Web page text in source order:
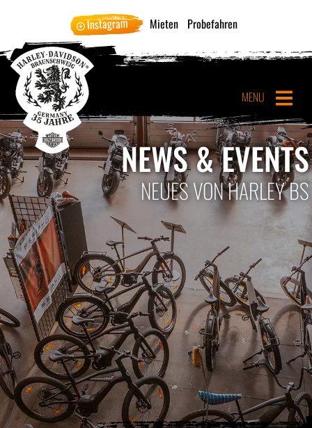
Instagram Mieten Probefahren
MENU
NEWS & EVENTS
NEUES VON HARLEY BS